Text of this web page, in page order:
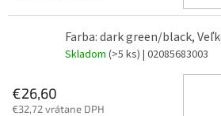
Farba: dark green/black,
Skladom (>5 ks) | 02085683003
€26,60
€32,72 vrátane DPH